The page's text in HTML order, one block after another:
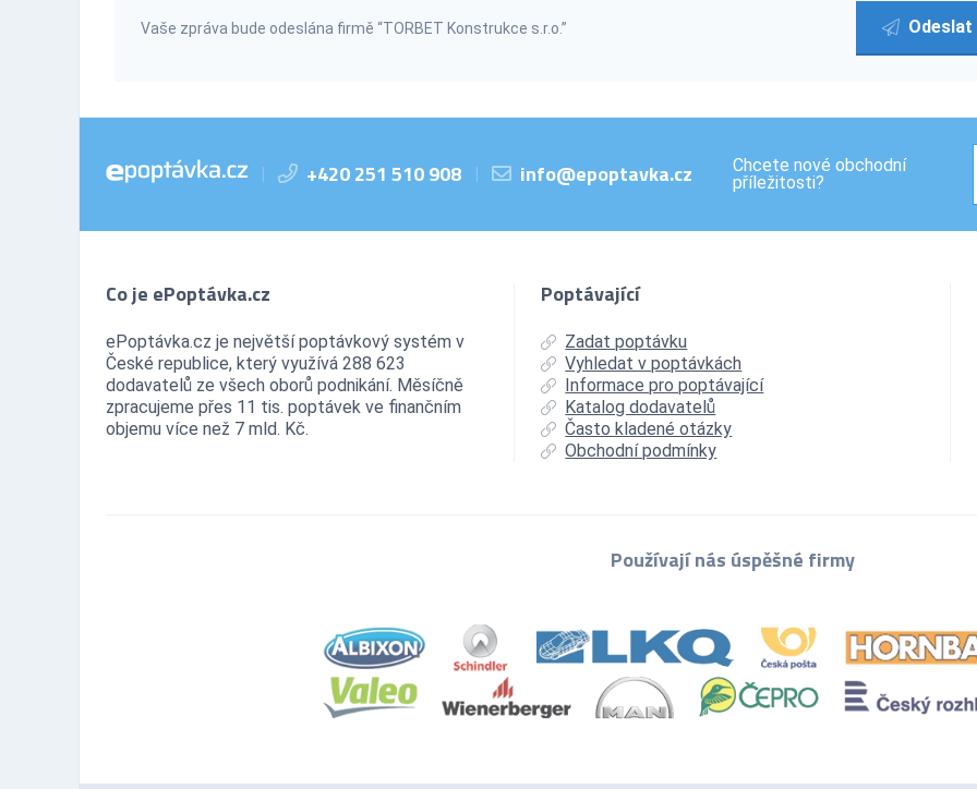
Vaše zpráva bude odeslána firmě “TORBET Konstrukce s.r.o.” Odeslat
| +420 251 510 908 | info@epoptavka.cz
Chcete nové obchodní
příležitosti?
Co je ePoptávka.cz
ePoptávka.cz je největší poptávkový systém v
České republice, který využívá 288 623
dodavatelů ze všech oborů podnikání. Měsíčně
zpracujeme přes 11 tis. poptávek ve finančním
objemu více než 7 mld. Kč.
Poptávající
Zadat poptávku
Vyhledat v poptávkách
Informace pro poptávající
Katalog dodavatelů
Často kladené otázky
Obchodní podmínky
Používají nás úspěšné firmy